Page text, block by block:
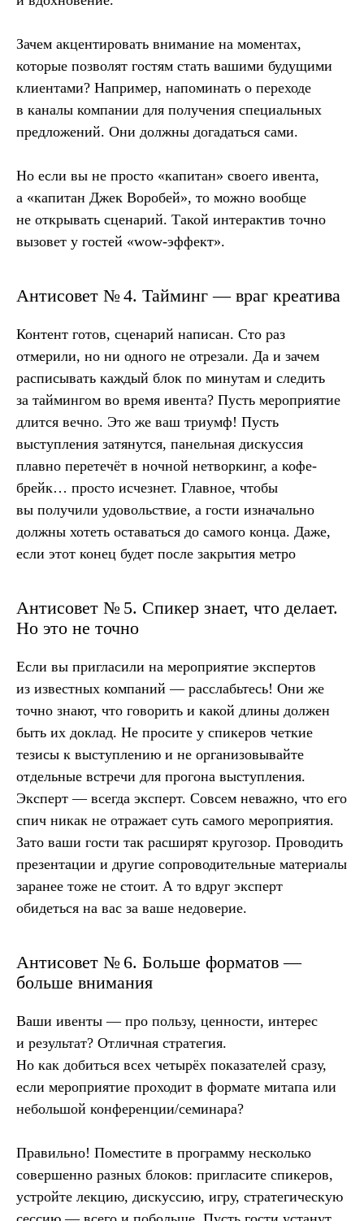
Зачем акцентировать внимание на моментах,
которые позволят гостям стать вашими будущими
клиентами? Например, напоминать о переходе
в каналы компании для получения специальных
предложений. Они должны догадаться сами.
Но если вы не просто «капитан» своего ивента,
а «капитан Джек Воробей», то можно вообще
не открывать сценарий. Такой интерактив точно
вызовет у гостей «wow-эффект».
Антисовет № 4. Тайминг — враг креатива
Контент готов, сценарий написан. Сто раз
отмерили, но ни одного не отрезали. Да и зачем
расписывать каждый блок по минутам и следить
за таймингом во время ивента? Пусть мероприятие
длится вечно. Это же ваш триумф! Пусть
выступления затянутся, панельная дискуссия
плавно перетечёт в ночной нетворкинг, а кофе-
брейк… просто исчезнет. Главное, чтобы
вы получили удовольствие, а гости изначально
должны хотеть оставаться до самого конца. Даже,
если этот конец будет после закрытия метро
Антисовет № 5. Спикер знает, что делает.
Но это не точно
Если вы пригласили на мероприятие экспертов
из известных компаний — расслабьтесь! Они же
точно знают, что говорить и какой длины должен
быть их доклад. Не просите у спикеров четкие
тезисы к выступлению и не организовывайте
отдельные встречи для прогона выступления.
Эксперт — всегда эксперт. Совсем неважно, что его
спич никак не отражает суть самого мероприятия.
Зато ваши гости так расширят кругозор. Проводить
презентации и другие сопроводительные материалы
заранее тоже не стоит. А то вдруг эксперт
обидеться на вас за ваше недоверие.
Антисовет № 6. Больше форматов —
больше внимания
Ваши ивенты — про пользу, ценности, интерес
и результат? Отличная стратегия.
Но как добиться всех четырёх показателей сразу,
если мероприятие проходит в формате митапа или
небольшой конференции/семинара?
Правильно! Поместите в программу несколько
совершенно разных блоков: пригласите спикеров,
устройте лекцию, дискуссию, игру, стратегическую
Подписаться
Читайте также